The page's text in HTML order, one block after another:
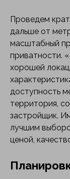
Проведем
дальше от
масштабный
приватности.
хорошей
доступность
территория,
застройщик.
лучшим
ценой,